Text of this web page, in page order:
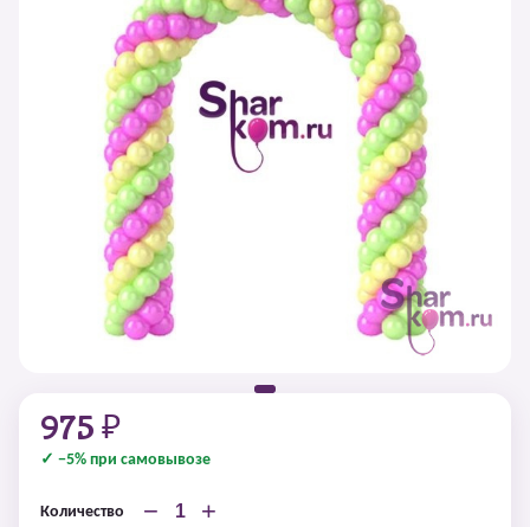
975 ₽
✓ −5% при самовывозе
Количество − +